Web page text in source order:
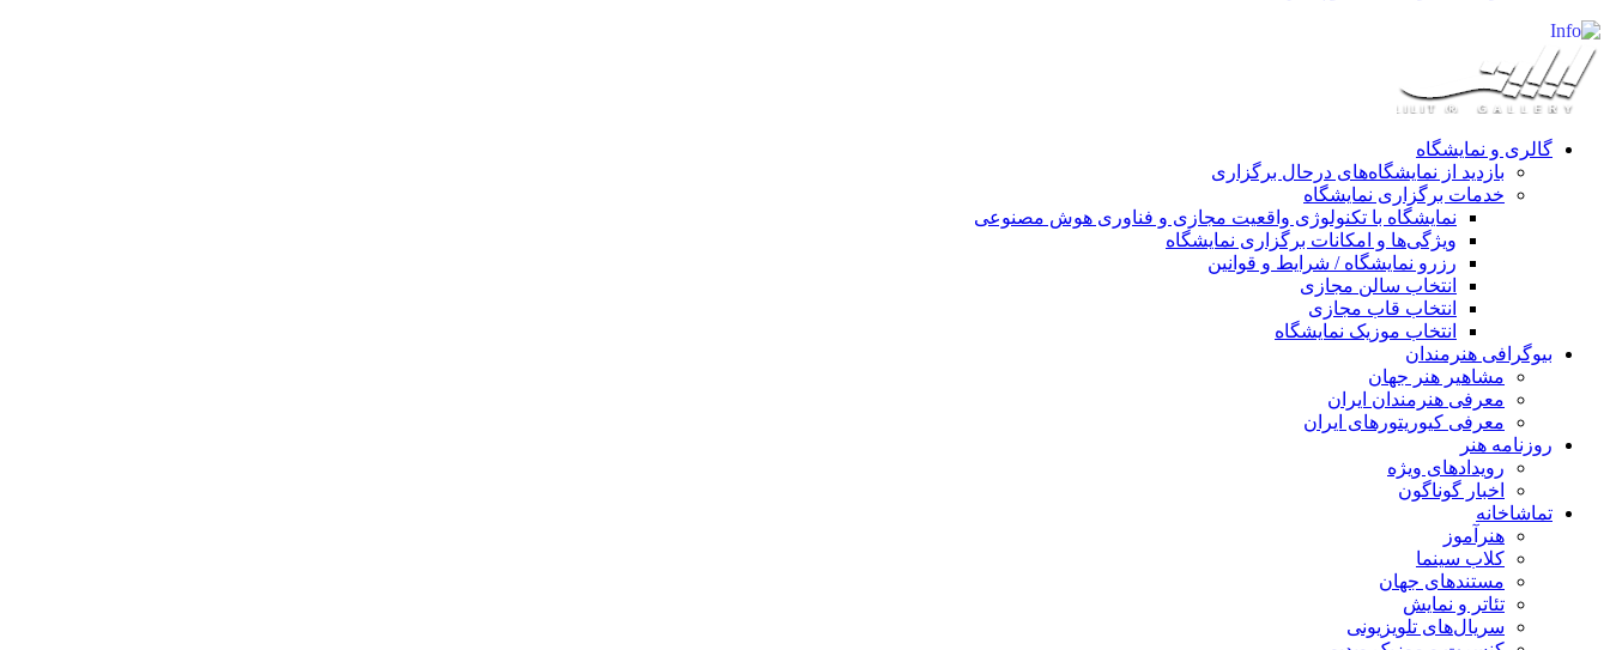
گالری و نمایشگاه
بازدید از نمایشگاه‌های درحال برگزاری
خدمات برگزاری نمایشگاه
نمایشگاه با تکنولوژی واقعیت مجازی و فناوری هوش مصنوعی
ویژگی‌ها و امکانات برگزاری نمایشگاه
رزرو نمایشگاه / شرایط و قوانین
انتخاب سالن مجازی
انتخاب قاب مجازی
انتخاب موزیک نمایشگاه
بیوگرافی هنرمندان
مشاهیر هنر جهان
معرفی هنرمندان ایران
معرفی کیوریتورهای ایران
روزنامه هنر
رویدادهای ویژه
اخبار گوناگون
تماشاخانه
هنرآموز
کلاب سینما
مستندهای جهان
تئاتر و نمایش
سریال‌های تلویزیونی